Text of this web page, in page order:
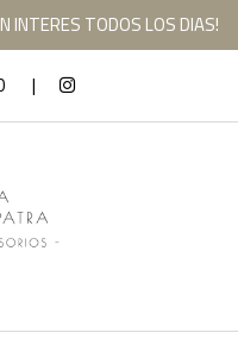
INTERES TODOS LOS DIAS!